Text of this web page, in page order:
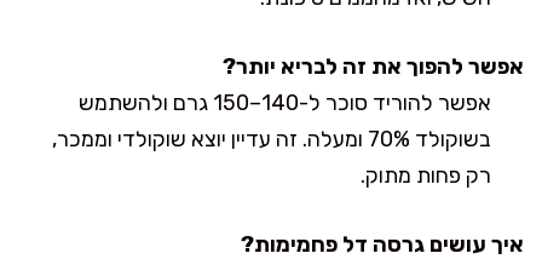
אפשר להפוך את זה לבריא יותר?
אפשר להוריד סוכר ל-140–150 גרם ולהשתמש
בשוקולד 70% ומעלה. זה עדיין יוצא שוקולדי וממכר,
רק פחות מתוק.
איך עושים גרסה דל פחמימות?